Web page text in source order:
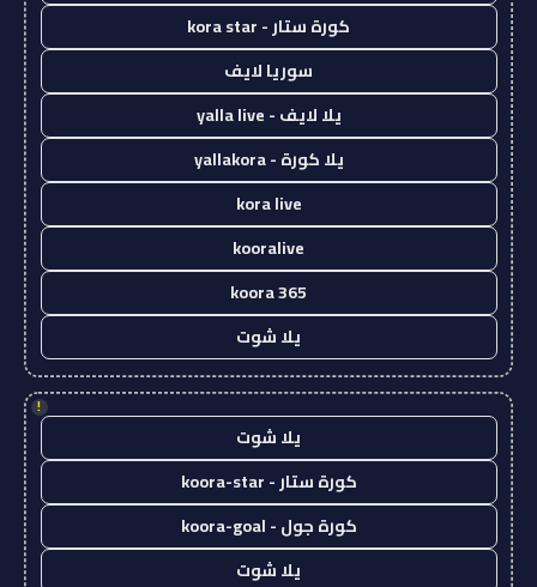
كورة ستار - kora star
سوريا لايف
يلا لايف - yalla live
يلا كورة - yallakora
kora live
kooralive
koora 365
يلا شوت
!
يلا شوت
كورة ستار - koora-star
كورة جول - koora-goal
يلا شوت